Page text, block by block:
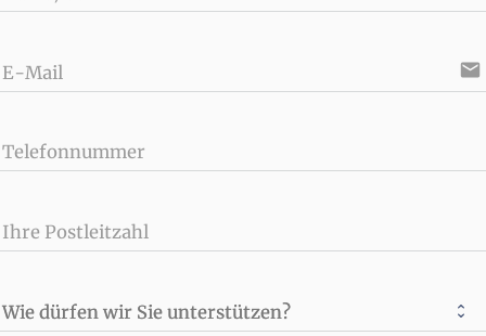
E-Mail email
Telefonnummer
Ihre Postleitzahl
Wie dürfen wir Sie unterstützen?